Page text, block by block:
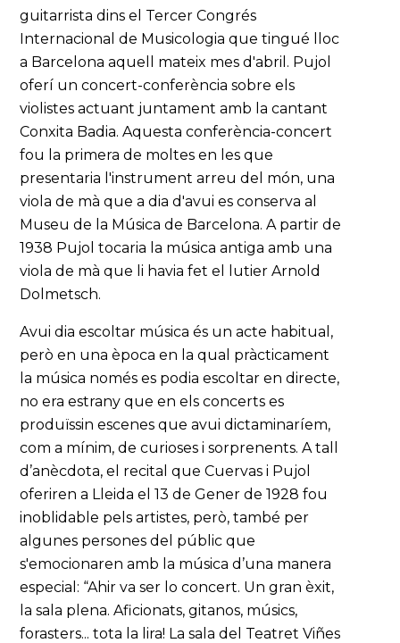
guitarrista dins el Tercer Congrés
Internacional de Musicologia que tingué lloc
a Barcelona aquell mateix mes d'abril. Pujol
oferí un concert-conferència sobre els
violistes actuant juntament amb la cantant
Conxita Badia. Aquesta conferència-concert
fou la primera de moltes en les que
presentaria l'instrument arreu del món, una
viola de mà que a dia d'avui es conserva al
Museu de la Música de Barcelona. A partir de
1938 Pujol tocaria la música antiga amb una
viola de mà que li havia fet el lutier Arnold
Dolmetsch.
Avui dia escoltar música és un acte habitual,
però en una època en la qual pràcticament
la música només es podia escoltar en directe,
no era estrany que en els concerts es
produïssin escenes que avui dictaminaríem,
com a mínim, de curioses i sorprenents. A tall
d’anècdota, el recital que Cuervas i Pujol
oferiren a Lleida el 13 de Gener de 1928 fou
inoblidable pels artistes, però, també per
algunes persones del públic que
s'emocionaren amb la música d’una manera
especial: “Ahir va ser lo concert. Un gran èxit,
la sala plena. Aficionats, gitanos, músics,
forasters... tota la lira! La sala del Teatret Viñes